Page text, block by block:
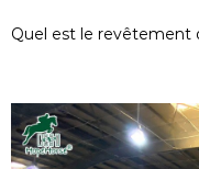
Quel est le revêtement